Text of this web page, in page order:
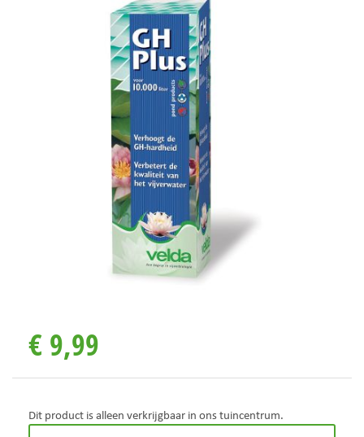
€ 9,99
Dit product is alleen verkrijgbaar in ons tuincentrum.